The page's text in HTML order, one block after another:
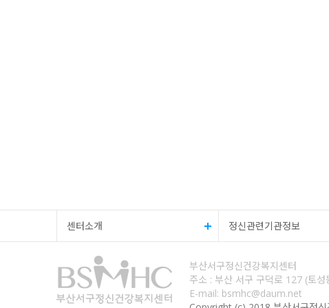
센터소개 정신관련기관정보
부산서구정신건강복지센터
주소 : 부산 서구 구덕로 127 (
E-mail: bsmhc@daum.net